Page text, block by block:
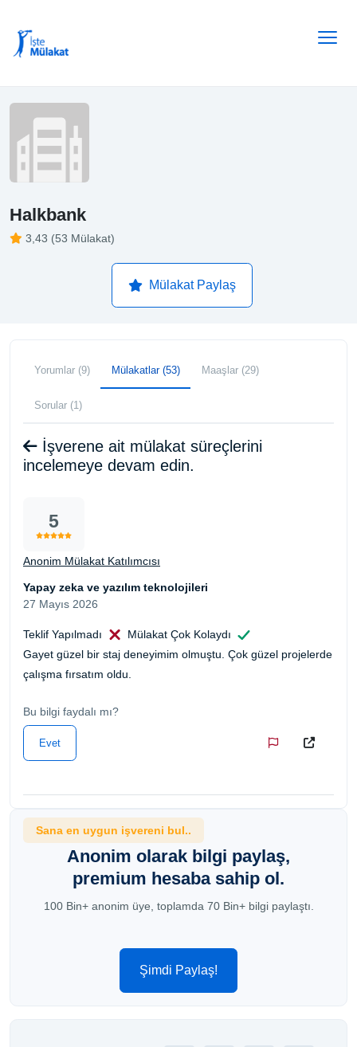
Halkbank
3,43 (53 Mülakat)
Mülakat Paylaş
Yorumlar (9) Mülakatlar (53) Maaşlar (29)
Sorular (1)
İşverene ait mülakat süreçlerini
incelemeye devam edin.
5
Anonim Mülakat Katılımcısı
Yapay zeka ve yazılım teknolojileri
27 Mayıs 2026
Teklif Yapılmadı
Mülakat Çok Kolaydı
Gayet güzel bir staj deneyimim olmuştu. Çok güzel projelerde
çalışma fırsatım oldu.
Bu bilgi faydalı mı?
Evet
Sana en uygun işvereni bul..
Anonim olarak bilgi paylaş,
premium hesaba sahip ol.
100 Bin+ anonim üye, toplamda 70 Bin+ bilgi paylaştı.
Şimdi Paylaş!